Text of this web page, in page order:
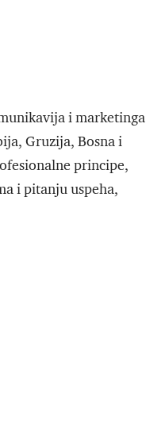
i marketinga
Gruzija, Bosna i
principe,
i pitanju uspeha,